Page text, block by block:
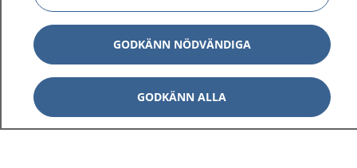
1177 på flera språk Visa
Om 1177 Visa
GODKÄNN NÖDVÄNDIGA
GODKÄNN ALLA